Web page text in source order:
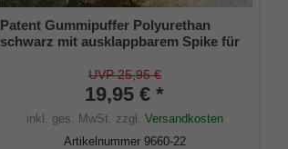
Patent Gummipuffer Polyurethan
schwarz mit ausklappbarem Spike für
flexibler Schaft für Durchmesser von
UVP 25,95 €
19,95 € *
inkl. ges. MwSt. zzgl. Versandkosten
Artikelnummer 9660-22